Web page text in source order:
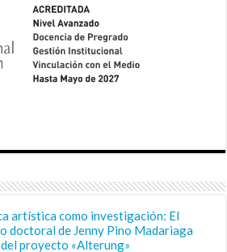
artística como investigación: El
doctoral de Jenny Pino Madariaga
proyecto «Alterung»